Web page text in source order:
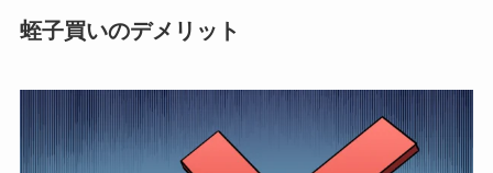
蛭子買いのデメリット